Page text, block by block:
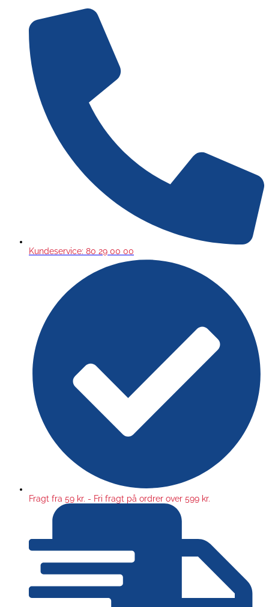
indholdet
Kundeservice: 80 29 00 00
Fragt fra 59 kr. - Fri fragt på ordrer over 599 kr.